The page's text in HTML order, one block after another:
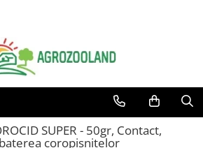
SUPER - 50gr, Contact,
coropisnitelor